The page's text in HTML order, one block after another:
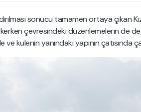
sonucu tamamen ortaya çıkan
çevresindeki düzenlemelerin de
kulenin yanındaki yapının çatısında